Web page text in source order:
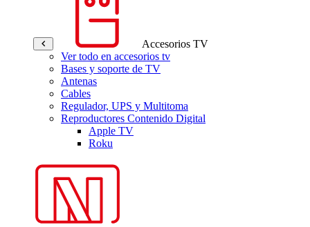
Accesorios TV
Ver todo en accesorios tv
Bases y soporte de TV
Antenas
Cables
Regulador, UPS y Multitoma
Reproductores Contenido Digital
Apple TV
Roku